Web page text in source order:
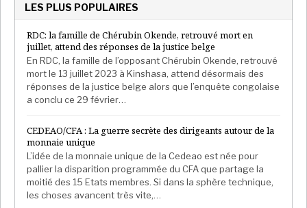
LES PLUS POPULAIRES
RDC: la famille de Chérubin Okende, retrouvé mort en
juillet, attend des réponses de la justice belge
En RDC, la famille de l’opposant Chérubin Okende, retrouvé
mort le 13 juillet 2023 à Kinshasa, attend désormais des
réponses de la justice belge alors que l’enquête congolaise
a conclu ce 29 février…
CEDEAO/CFA : La guerre secrète des dirigeants autour de la
monnaie unique
L’idée de la monnaie unique de la Cedeao est née pour
pallier la disparition programmée du CFA que partage la
moitié des 15 Etats membres. Si dans la sphère technique,
les choses avancent très vite,…